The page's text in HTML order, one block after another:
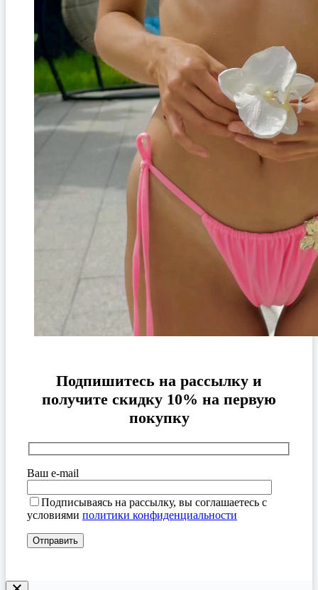
Подпишитесь на рассылку и
получите скидку 10% на первую
покупку
Ваш e-mail
Подписываясь на рассылку, вы соглашаетесь с
условиями политики конфиденциальности